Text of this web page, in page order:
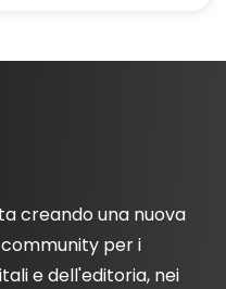
creando una nuova
per i
e dell'editoria, nei